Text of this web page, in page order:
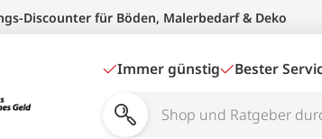
Discounter für Böden, Malerbedarf & Deko
Immer günstig Bester
Shop